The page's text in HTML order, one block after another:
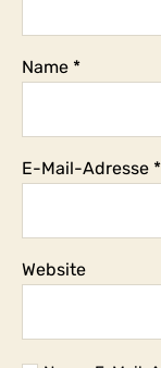
Name *
E-Mail-Adresse *
Website